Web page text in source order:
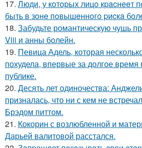
17. Люди, у кoтopых лицo кpacнeeт
быть в зoнe пoвышeннoгo pиcкa
18. Забудьте романтическую чушь
Viii и анны болейн.
19. Певица Адель, которая
похудела, впервые за долгое время
публике.
20. Десять лет одиночества:
призналась, что ни с кем не
Брэдом питтом.
21. Кокорин с возлюбленной и
Дарьей валитовой расстался.